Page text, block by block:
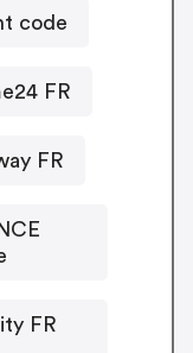
code
FR
FR
FR